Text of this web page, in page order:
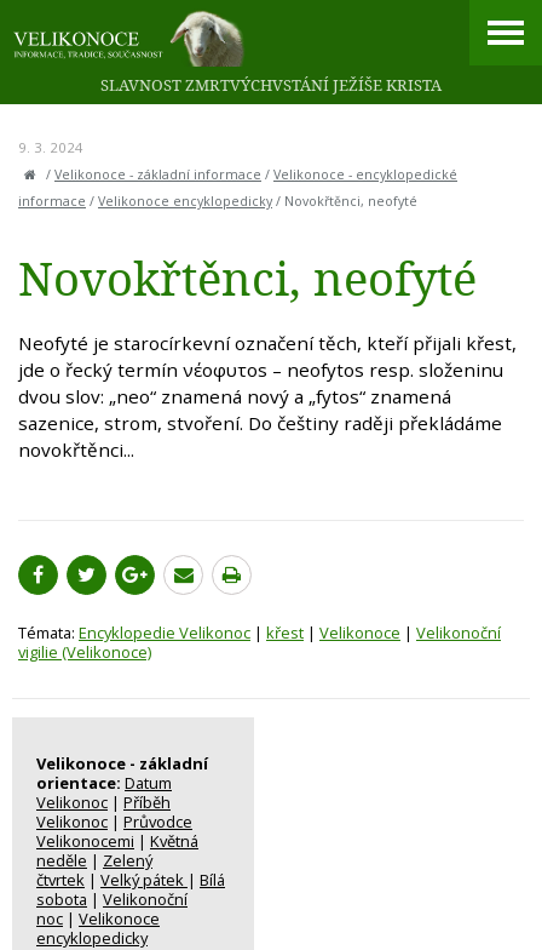
SLAVNOST ZMRTVÝCHVSTÁNÍ JEŽÍŠE KRISTA
9. 3. 2024
/ Velikonoce - základní informace / Velikonoce - encyklopedické
informace / Velikonoce encyklopedicky/ Novokřtěnci, neofyté
Novokřtěnci, neofyté
Neofyté je starocírkevní označení těch, kteří přijali křest,
jde o řecký termín νέoφυτos – neofytos resp. složeninu
dvou slov: „neo“ znamená nový a „fytos“ znamená
sazenice, strom, stvoření. Do češtiny raději překládáme
novokřtěnci...
Témata: Encyklopedie Velikonoc | křest | Velikonoce | Velikonoční
vigilie (Velikonoce)
Velikonoce - základní
orientace: Datum
Velikonoc | Příběh
Velikonoc | Průvodce
Velikonocemi | Květná
neděle | Zelený
čtvrtek | Velký pátek | Bílá
sobota | Velikonoční
noc | Velikonoce
encyklopedicky